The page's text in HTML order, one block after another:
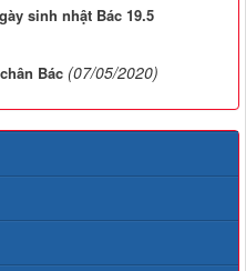
sinh nhật Bác 19.5
Bác (07/05/2020)